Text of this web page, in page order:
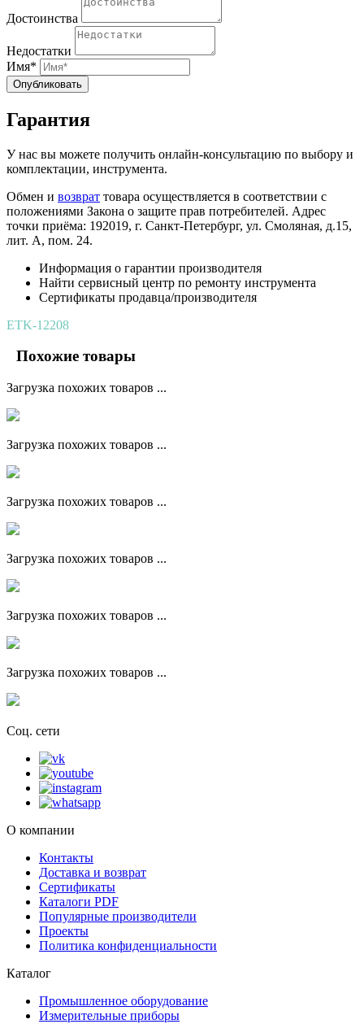
Достоинства
Недостатки
Имя*
Опубликовать
Гарантия
У нас вы можете получить онлайн-консультацию по выбору и
комплектации, инструмента.
Обмен и возврат товара осуществляется в соответствии с
положениями Закона о защите прав потребителей. Адрес
точки приёма: 192019, г. Санкт-Петербург, ул. Смоляная, д.15,
лит. А, пом. 24.
Информация о гарантии производителя
Найти сервисный центр по ремонту инструмента
Сертификаты продавца/производителя
ETK-12208
Похожие товары
Загрузка похожих товаров ...
Загрузка похожих товаров ...
Загрузка похожих товаров ...
Загрузка похожих товаров ...
Загрузка похожих товаров ...
Загрузка похожих товаров ...
Соц. сети
О компании
Контакты
Доставка и возврат
Сертификаты
Каталоги PDF
Популярные производители
Проекты
Политика конфиденциальности
Каталог
Промышленное оборудование
Измерительные приборы